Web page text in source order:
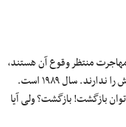
منتظر وقوع آن هستند،
اتفاقا زمانی در کشورشان رخ می دهد که انتظارش را ندارند. سال ۱۹۸۹ است.
بازگشت! بازگشت؟ ولی آیا